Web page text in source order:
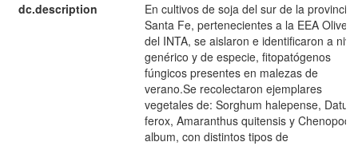
dc.description
En cultivos de soja del sur de la provincia
Santa Fe, pertenecientes a la EEA
del INTA, se aislaron e identificaron a
genérico y de especie, fitopatógenos
fúngicos presentes en malezas de
verano.Se recolectaron ejemplares
vegetales de: Sorghum halepense, Datura
ferox, Amaranthus quitensis y
album, con distintos tipos de